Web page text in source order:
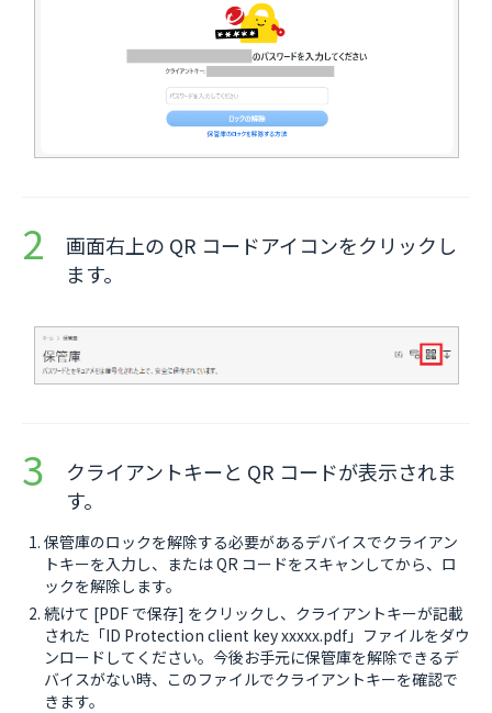
画面右上の QR コードアイコンをクリックし
ます。
クライアントキーと QR コードが表示されま
す。
保管庫のロックを解除する必要があるデバイスでクライアン
トキーを入力し、または QR コードをスキャンしてから、ロ
ックを解除します。
続けて [PDF で保存] をクリックし、クライアントキーが記載
された「ID Protection client key xxxxx.pdf」ファイルをダウ
ンロードしてください。今後お手元に保管庫を解除できるデ
バイスがない時、このファイルでクライアントキーを確認で
きます。